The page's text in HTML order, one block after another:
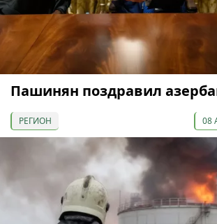
Пашинян поздравил
РЕГИОН 08